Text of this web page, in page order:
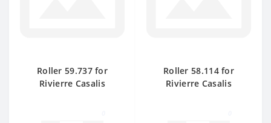
Roller 59.737 for
Rivierre Casalis
Roller 58.114 for
Rivierre Casalis